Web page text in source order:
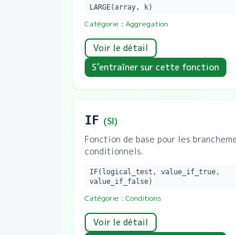
LARGE(array, k)
Catégorie : Aggregation
Voir le détail
S’entraîner sur cette fonction
IF (SI)
Fonction de base pour les
conditionnels.
IF(logical_test, value_if_true,
value_if_false)
Catégorie : Conditions
Voir le détail